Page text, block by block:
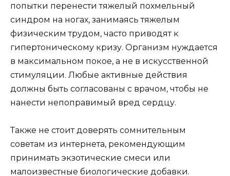
попытки перенести тяжелый похмельный
синдром на ногах, занимаясь тяжелым
физическим трудом, часто приводят к
гипертоническому кризу. Организм нуждается
в максимальном покое, а не в искусственной
стимуляции. Любые активные действия
должны быть согласованы с врачом, чтобы не
нанести непоправимый вред сердцу.
Также не стоит доверять сомнительным
советам из интернета, рекомендующим
принимать экзотические смеси или
малоизвестные биологические добавки.